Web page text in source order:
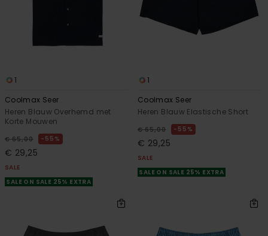
1
Coolmax Seer
Heren Blauw Overhemd met
Korte Mouwen
€ 65,00 55%
€ 29,25
SALE
SALE ON SALE 25% EXTRA
1
Coolmax Seer
Heren Blauw Elastische Short
€ 65,00 55%
€ 29,25
SALE
SALE ON SALE 25% EXTRA